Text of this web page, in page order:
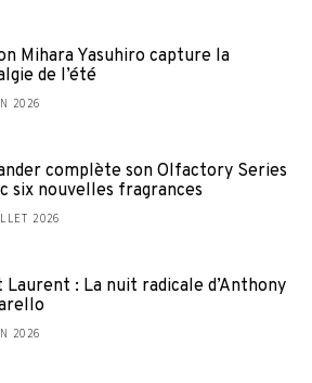
Mihara Yasuhiro capture la
de l’été
2026
complète son Olfactory Series
six nouvelles fragrances
2026
Laurent : La nuit radicale d’Anthony
2026